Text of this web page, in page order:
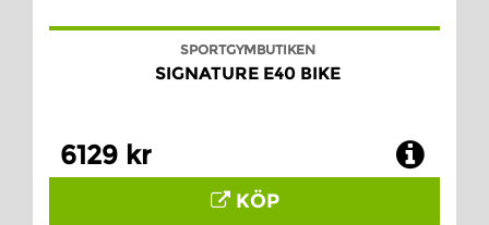
SPORTGYMBUTIKEN
SIGNATURE E40 BIKE
6129 kr
KÖP